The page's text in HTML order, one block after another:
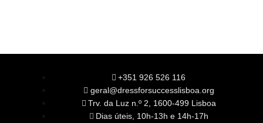
+351 926 526 116
geral@dressforsuccesslisboa.org
Trv. da Luz n.º 2, 1600-499 Lisboa
Dias úteis, 10h-13h e 14h-17h